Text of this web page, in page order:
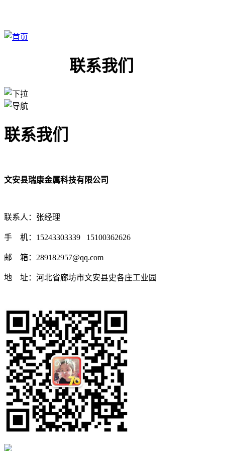
联系我们
联系我们
文安县瑞康金属科技有限公司
联系人：张经理
手 机：15243303339 15100362626
邮 箱：289182957@qq.com
地 址：河北省廊坊市文安县史各庄工业园